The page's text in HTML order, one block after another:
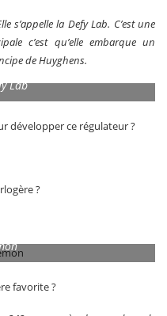
s’appelle la Defy Lab. C’est une
c’est qu’elle embarque un
de Huyghens.
Lab
développer ce régulateur ?
?
favorite ?